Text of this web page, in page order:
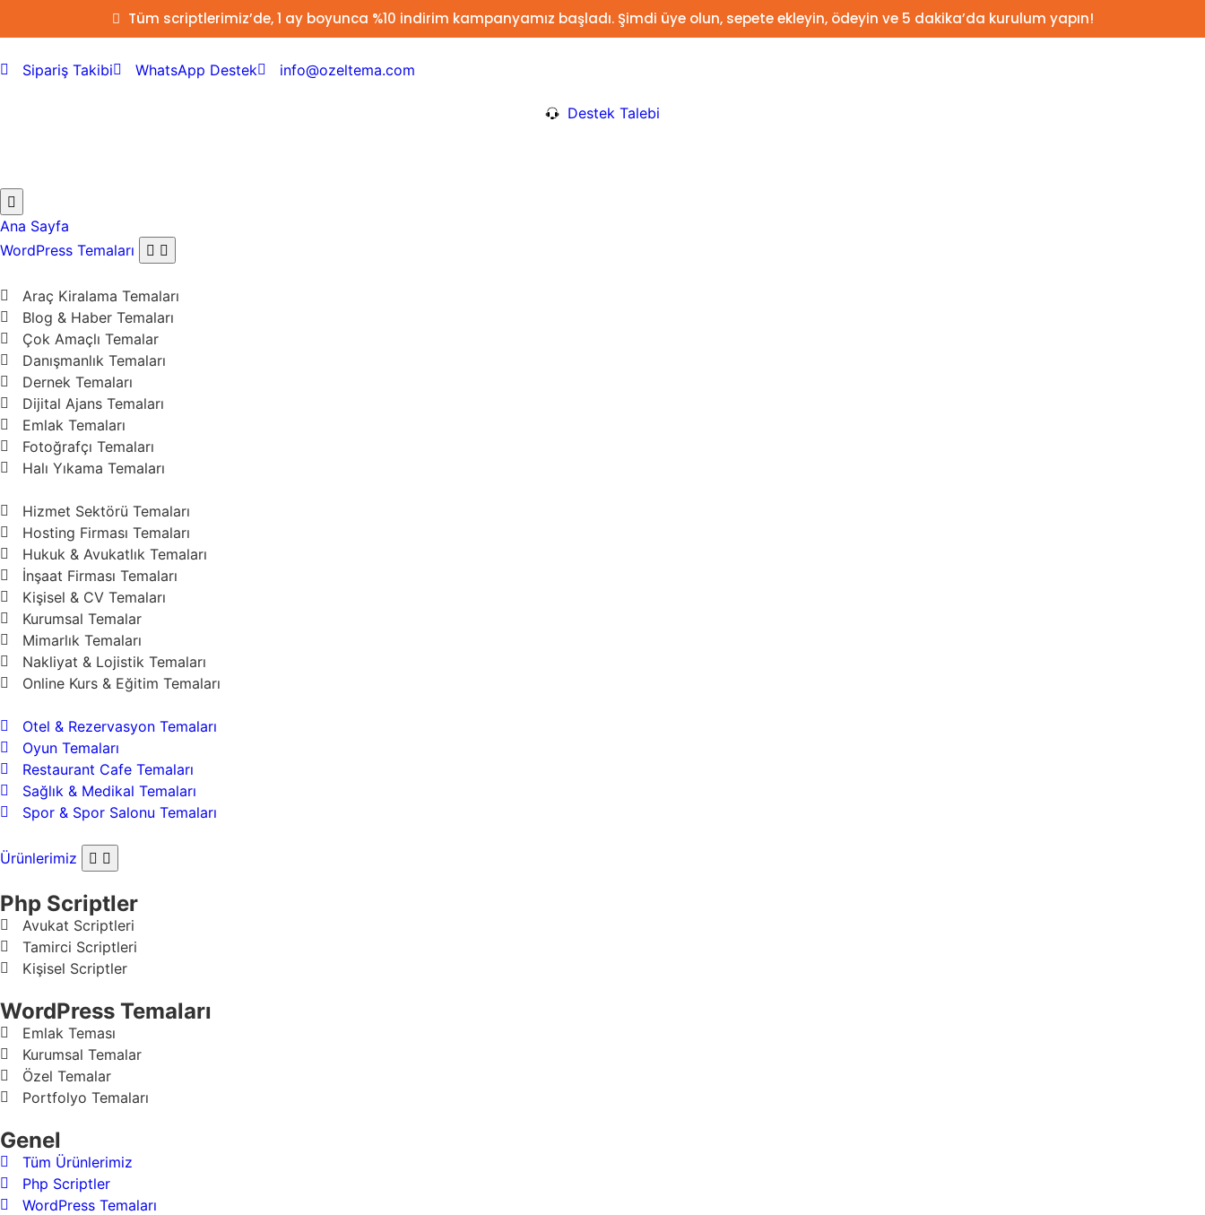
Tüm scriptlerimiz’de, 1 ay boyunca %10 indirim kampanyamız başladı. Şimdi üye olun, sepete ekleyin, ödeyin ve 5 dakika’da kurulum yapın!
Sipariş Takibi WhatsApp Destek info@ozeltema.com
Destek Talebi
Ana Sayfa
WordPress Temaları
Araç Kiralama Temaları
Blog & Haber Temaları
Çok Amaçlı Temalar
Danışmanlık Temaları
Dernek Temaları
Dijital Ajans Temaları
Emlak Temaları
Fotoğrafçı Temaları
Halı Yıkama Temaları
Hizmet Sektörü Temaları
Hosting Firması Temaları
Hukuk & Avukatlık Temaları
İnşaat Firması Temaları
Kişisel & CV Temaları
Kurumsal Temalar
Mimarlık Temaları
Nakliyat & Lojistik Temaları
Online Kurs & Eğitim Temaları
Otel & Rezervasyon Temaları
Oyun Temaları
Restaurant Cafe Temaları
Sağlık & Medikal Temaları
Spor & Spor Salonu Temaları
Ürünlerimiz
Php Scriptler
Avukat Scriptleri
Tamirci Scriptleri
Kişisel Scriptler
WordPress Temaları
Emlak Teması
Kurumsal Temalar
Özel Temalar
Portfolyo Temaları
Genel
Tüm Ürünlerimiz
Php Scriptler
WordPress Temaları